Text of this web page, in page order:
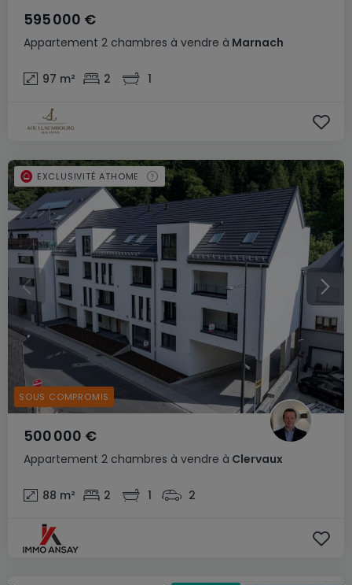
Appartement 2 chambres à vendre à Marnach
595 000 €
97 m² 2 1
Appartement 2 chambres à vendre à Clervaux
500 000 €
88 m² 2 1 2
EXCLUSIVITÉ ATHOME
SOUS COMPROMIS